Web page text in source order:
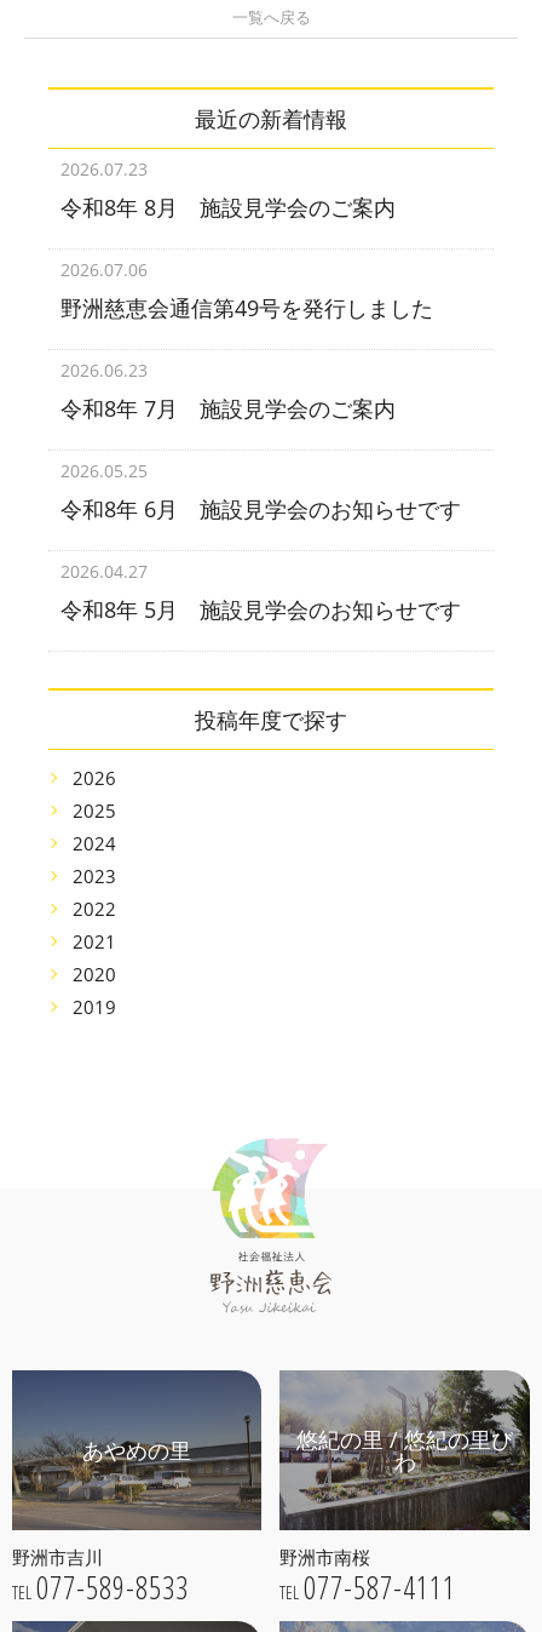
一覧へ戻る
最近の新着情報
2026.07.23
令和8年 8月 施設見学会のご案内
2026.07.06
野洲慈恵会通信第49号を発行しました
2026.06.23
令和8年 7月 施設見学会のご案内
2026.05.25
令和8年 6月 施設見学会のお知らせです
2026.04.27
令和8年 5月 施設見学会のお知らせです
投稿年度で探す
2026
2025
2024
2023
2022
2021
2020
2019
あやめの里
野洲市吉川
TEL 077-589-8533
悠紀の里 / 悠紀の里び
わ
野洲市南桜
TEL 077-587-4111